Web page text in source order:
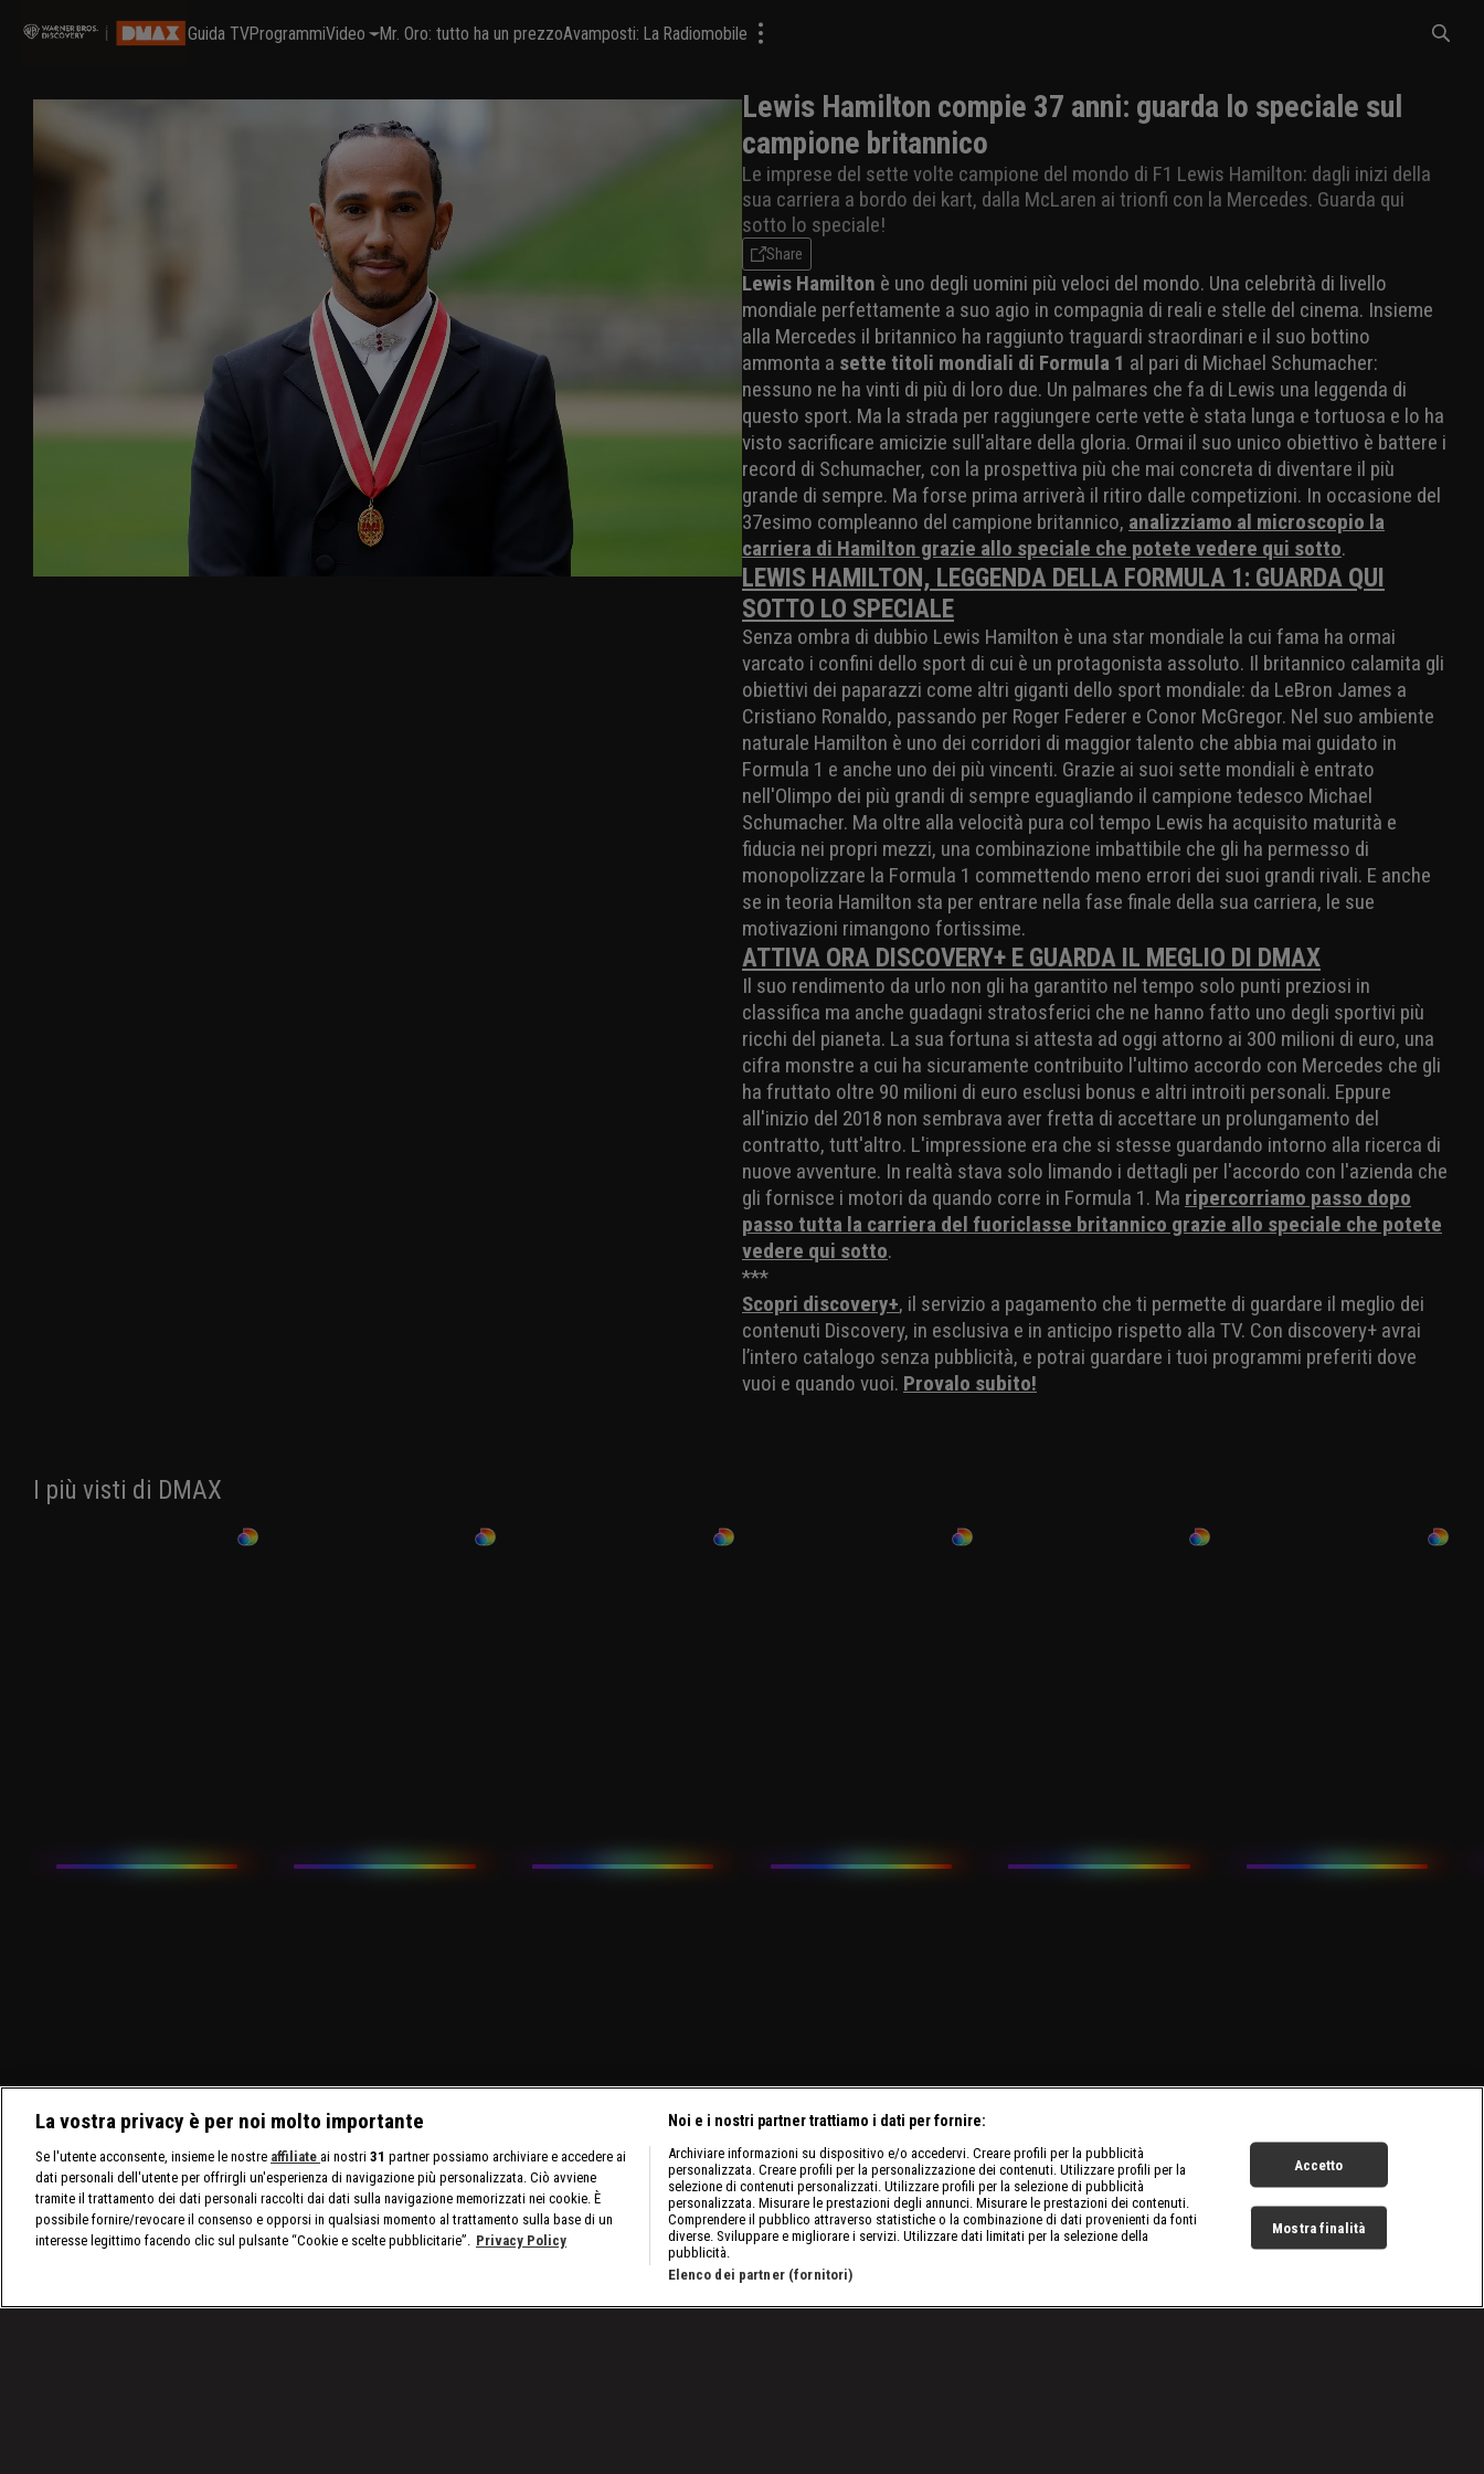
Guida TVProgrammiVideo Mr. Oro: tutto ha un prezzoAvamposti: La Radiomobile
Lewis Hamilton compie 37 anni: guarda lo speciale sul
campione britannico
Le imprese del sette volte campione del mondo di F1 Lewis Hamilton: dagli inizi della
sua carriera a bordo dei kart, dalla McLaren ai trionfi con la Mercedes. Guarda qui
sotto lo speciale!
Share
Lewis Hamilton è uno degli uomini più veloci del mondo. Una celebrità di livello
mondiale perfettamente a suo agio in compagnia di reali e stelle del cinema. Insieme
alla Mercedes il britannico ha raggiunto traguardi straordinari e il suo bottino
ammonta a sette titoli mondiali di Formula 1 al pari di Michael Schumacher:
nessuno ne ha vinti di più di loro due. Un palmares che fa di Lewis una leggenda di
questo sport. Ma la strada per raggiungere certe vette è stata lunga e tortuosa e lo ha
visto sacrificare amicizie sull'altare della gloria. Ormai il suo unico obiettivo è battere i
record di Schumacher, con la prospettiva più che mai concreta di diventare il più
grande di sempre. Ma forse prima arriverà il ritiro dalle competizioni. In occasione del
37esimo compleanno del campione britannico, analizziamo al microscopio la
carriera di Hamilton grazie allo speciale che potete vedere qui sotto.
LEWIS HAMILTON, LEGGENDA DELLA FORMULA 1: GUARDA QUI
SOTTO LO SPECIALE
Senza ombra di dubbio Lewis Hamilton è una star mondiale la cui fama ha ormai
varcato i confini dello sport di cui è un protagonista assoluto. Il britannico calamita gli
obiettivi dei paparazzi come altri giganti dello sport mondiale: da LeBron James a
Cristiano Ronaldo, passando per Roger Federer e Conor McGregor. Nel suo ambiente
naturale Hamilton è uno dei corridori di maggior talento che abbia mai guidato in
Formula 1 e anche uno dei più vincenti. Grazie ai suoi sette mondiali è entrato
nell'Olimpo dei più grandi di sempre eguagliando il campione tedesco Michael
Schumacher. Ma oltre alla velocità pura col tempo Lewis ha acquisito maturità e
fiducia nei propri mezzi, una combinazione imbattibile che gli ha permesso di
monopolizzare la Formula 1 commettendo meno errori dei suoi grandi rivali. E anche
se in teoria Hamilton sta per entrare nella fase finale della sua carriera, le sue
motivazioni rimangono fortissime.
ATTIVA ORA DISCOVERY+ E GUARDA IL MEGLIO DI DMAX
Il suo rendimento da urlo non gli ha garantito nel tempo solo punti preziosi in
classifica ma anche guadagni stratosferici che ne hanno fatto uno degli sportivi più
ricchi del pianeta. La sua fortuna si attesta ad oggi attorno ai 300 milioni di euro, una
cifra monstre a cui ha sicuramente contribuito l'ultimo accordo con Mercedes che gli
ha fruttato oltre 90 milioni di euro esclusi bonus e altri introiti personali. Eppure
all'inizio del 2018 non sembrava aver fretta di accettare un prolungamento del
contratto, tutt'altro. L'impressione era che si stesse guardando intorno alla ricerca di
nuove avventure. In realtà stava solo limando i dettagli per l'accordo con l'azienda che
gli fornisce i motori da quando corre in Formula 1. Ma ripercorriamo passo dopo
passo tutta la carriera del fuoriclasse britannico grazie allo speciale che potete
vedere qui sotto.
***
Scopri discovery+, il servizio a pagamento che ti permette di guardare il meglio dei
contenuti Discovery, in esclusiva e in anticipo rispetto alla TV. Con discovery+ avrai
l’intero catalogo senza pubblicità, e potrai guardare i tuoi programmi preferiti dove
vuoi e quando vuoi. Provalo subito!
I più visti di DMAX
La vostra privacy è per noi molto importante
Se l'utente acconsente, insieme le nostre affiliate ai nostri 31 partner possiamo archiviare e accedere ai
dati personali dell'utente per offrirgli un'esperienza di navigazione più personalizzata. Ciò avviene
tramite il trattamento dei dati personali raccolti dai dati sulla navigazione memorizzati nei cookie. È
possibile fornire/revocare il consenso e opporsi in qualsiasi momento al trattamento sulla base di un
interesse legittimo facendo clic sul pulsante “Cookie e scelte pubblicitarie”. Privacy Policy
Noi e i nostri partner trattiamo i dati per fornire:
Archiviare informazioni su dispositivo e/o accedervi. Creare profili per la pubblicità
personalizzata. Creare profili per la personalizzazione dei contenuti. Utilizzare profili per la
selezione di contenuti personalizzati. Utilizzare profili per la selezione di pubblicità
personalizzata. Misurare le prestazioni degli annunci. Misurare le prestazioni dei contenuti.
Comprendere il pubblico attraverso statistiche o la combinazione di dati provenienti da fonti
diverse. Sviluppare e migliorare i servizi. Utilizzare dati limitati per la selezione della
pubblicità.
Elenco dei partner (fornitori)
Accetto
Mostra finalità